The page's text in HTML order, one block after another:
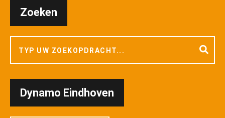
Zoeken
Dynamo Eindhoven